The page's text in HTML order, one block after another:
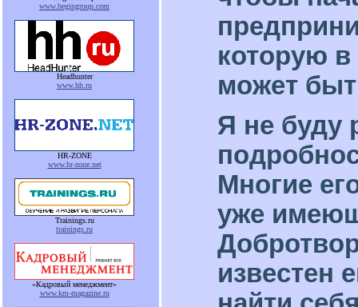
www.begingroup.com
Headhunter
www.hh.ru
HR-ZONE
www.hr-zone.net
Trainings.ru
trainings.ru
«Кадровый менеджмент»
www.km-magazine.ru
которую
может
Я не буду
Многие
уже
известен